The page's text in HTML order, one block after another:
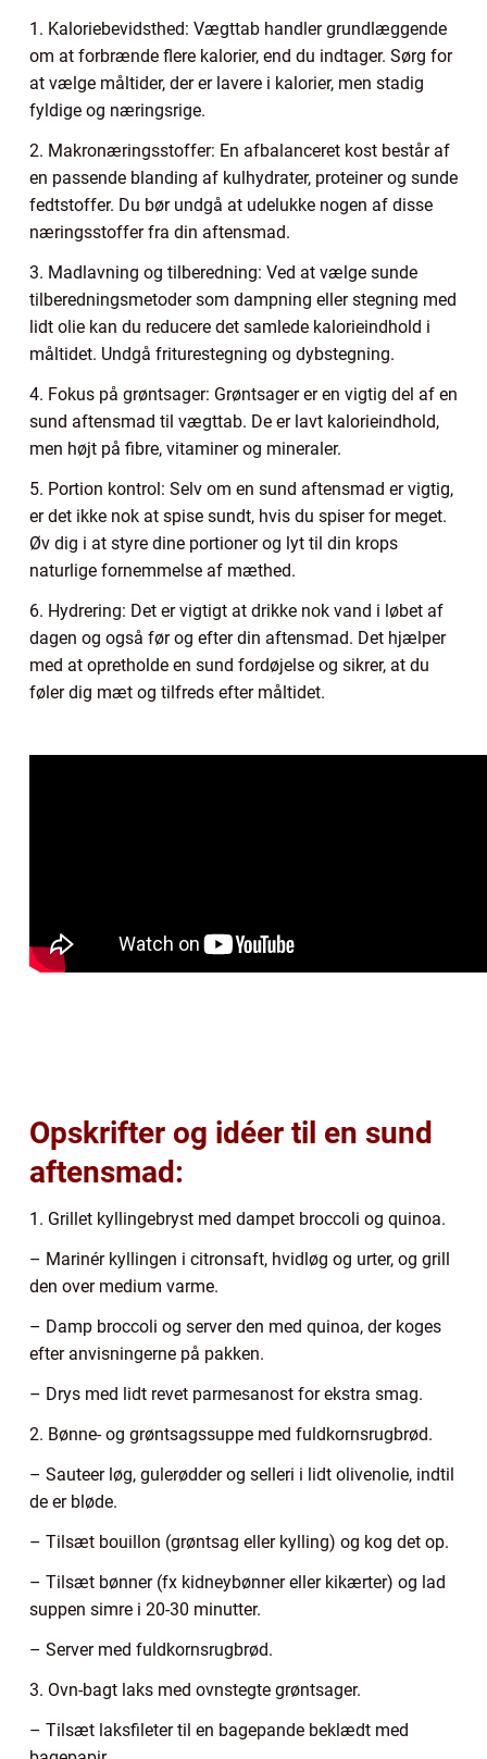
1. Kaloriebevidsthed: Vægttab handler grundlæggende
om at forbrænde flere kalorier, end du indtager. Sørg for
at vælge måltider, der er lavere i kalorier, men stadig
fyldige og næringsrige.
2. Makronæringsstoffer: En afbalanceret kost består af
en passende blanding af kulhydrater, proteiner og sunde
fedtstoffer. Du bør undgå at udelukke nogen af disse
næringsstoffer fra din aftensmad.
3. Madlavning og tilberedning: Ved at vælge sunde
tilberedningsmetoder som dampning eller stegning med
lidt olie kan du reducere det samlede kalorieindhold i
måltidet. Undgå friturestegning og dybstegning.
4. Fokus på grøntsager: Grøntsager er en vigtig del af en
sund aftensmad til vægttab. De er lavt kalorieindhold,
men højt på fibre, vitaminer og mineraler.
5. Portion kontrol: Selv om en sund aftensmad er vigtig,
er det ikke nok at spise sundt, hvis du spiser for meget.
Øv dig i at styre dine portioner og lyt til din krops
naturlige fornemmelse af mæthed.
6. Hydrering: Det er vigtigt at drikke nok vand i løbet af
dagen og også før og efter din aftensmad. Det hjælper
med at opretholde en sund fordøjelse og sikrer, at du
føler dig mæt og tilfreds efter måltidet.
Opskrifter og idéer til en sund
aftensmad:
1. Grillet kyllingebryst med dampet broccoli og quinoa.
– Marinér kyllingen i citronsaft, hvidløg og urter, og grill
den over medium varme.
– Damp broccoli og server den med quinoa, der koges
efter anvisningerne på pakken.
– Drys med lidt revet parmesanost for ekstra smag.
2. Bønne- og grøntsagssuppe med fuldkornsrugbrød.
– Sauteer løg, gulerødder og selleri i lidt olivenolie, indtil
de er bløde.
– Tilsæt bouillon (grøntsag eller kylling) og kog det op.
– Tilsæt bønner (fx kidneybønner eller kikærter) og lad
suppen simre i 20-30 minutter.
– Server med fuldkornsrugbrød.
3. Ovn-bagt laks med ovnstegte grøntsager.
– Tilsæt laksfileter til en bagepande beklædt med